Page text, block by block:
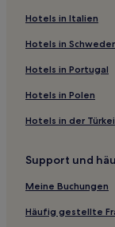
New Orleans
Hotels nahe
Hotels in Italien
Hotels in
Hotels in Portugal
Hotels in Polen
Hotels in der Türkei
Support und
Meine Buchungen
Häufig gestellte